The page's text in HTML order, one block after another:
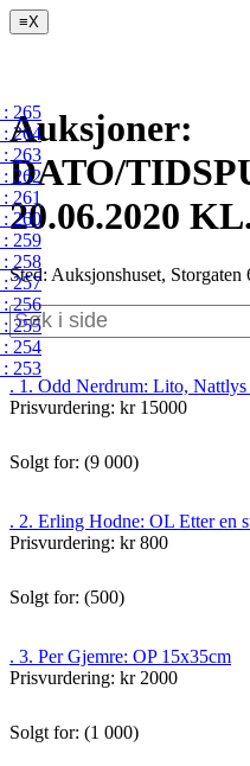
≡X
265
264
263
262
261
260
259
258
257
256
255
254
253
Auksjoner:
DATO/
20.06.2020
Sted: Auksjonshuset, Storgaten
. 1. Odd Nerdrum: Lito,
Prisvurdering: kr 15000
Solgt for: (9 000)
. 2. Erling Hodne: OL Etter en
Prisvurdering: kr 800
Solgt for: (500)
. 3. Per Gjemre: OP 15x35cm
Prisvurdering: kr 2000
Solgt for: (1 000)